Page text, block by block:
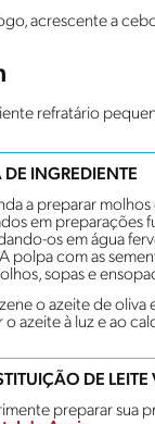
acrescente a
refratário
DE INGREDIENTE
a preparar
em preparações
os em água
polpa com as
sopas e
o azeite de oliva
o azeite à luz e ao
DE LEITE
preparar sua